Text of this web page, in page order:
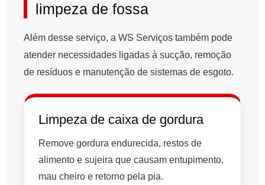
limpeza de fossa
Além desse serviço, a WS Serviços também pode
atender necessidades ligadas à sucção, remoção
de resíduos e manutenção de sistemas de esgoto.
Limpeza de caixa de gordura
Remove gordura endurecida, restos de
alimento e sujeira que causam entupimento,
mau cheiro e retorno pela pia.